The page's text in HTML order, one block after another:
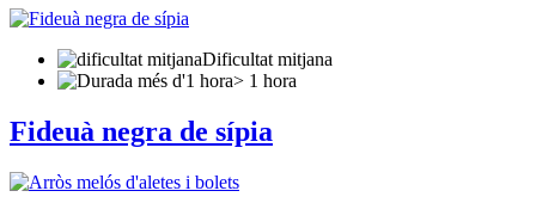
Dificultat mitjana
> 1 hora
Fideuà negra de sípia